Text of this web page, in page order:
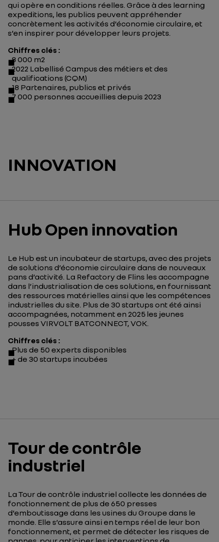
qui opère en conditions réelles. Grâce à des learning
expeditions, les publics peuvent appréhender
concrètement les activités d’économie circulaire,et
s’en inspirer pourdévelopper leurs projets.
Chiffres clés :
8 000 m2
2022 Labellisé Campus des métiers et des
qualifications (CQM)
18 Partenaires, publics et privés
7 000 personnes accueillies depuis 2023
INNOVATION
Hub Open innovation
Le Hub est un incubateur de startups, avec des projets
de solutions d’économie circulaire dans de nouveaux
pans d’activité. La Refactory de Flins les accompagne
dans l’industrialisation de ces solutions, en fournissant
des ressources matérielles ainsi que les compétences
industrielles du site. Plus de 30 startups ont été ainsi
accompagnées, notamment en 2025 les jeunes
pousses VIRVOLT BATCONNECT, VOK.
Chiffres clés :
Plus de 50 experts disponibles
+ de 30 startups incubées
Tour de contrôle
industriel
La Tour de contrôle industriel collecte les données de
fonctionnement de plus de 650 presses
d’emboutissage dans les usines du Groupe dans le
monde. Elle s’assure ainsi en temps réel de leur bon
fonctionnement, et permet de détecter les risques de